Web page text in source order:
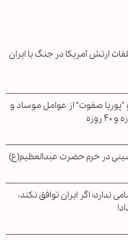
ارتش آمریکا در جنگ با ایران
"پوریا صفوت" از عوامل موساد و
در حرم حضرت عبدالعظیم(ع)
ندارد؛ اگر ایران توافق نکند،